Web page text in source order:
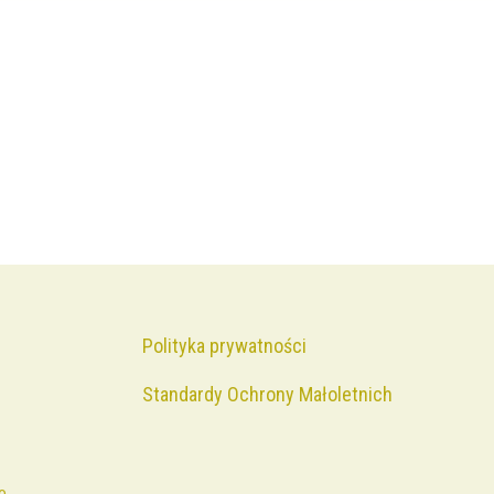
Polityka prywatności
Standardy Ochrony Małoletnich